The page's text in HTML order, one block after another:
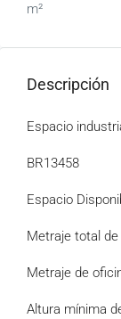
m²
Descripción
Espacio
BR13458
Espacio
Metraje total
Metraje de
Altura mínima